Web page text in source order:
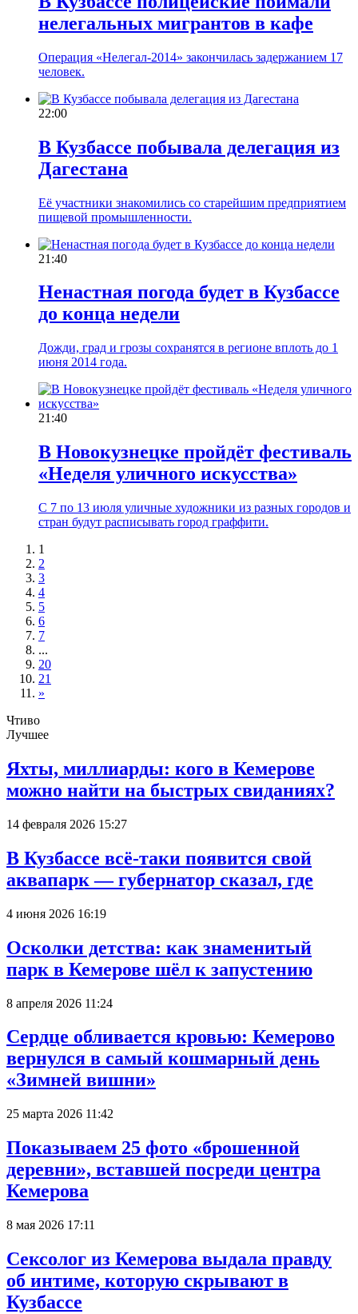
нелегальных мигрантов в кафе
Операция «Нелегал-2014» закончилась задержанием 17
человек.
22:00
В Кузбассе побывала делегация из
Дагестана
Её участники знакомились со старейшим предприятием
пищевой промышленности.
21:40
Ненастная погода будет в Кузбассе
до конца недели
Дожди, град и грозы сохранятся в регионе вплоть до 1
июня 2014 года.
21:40
В Новокузнецке пройдёт фестиваль
«Неделя уличного искусства»
С 7 по 13 июля уличные художники из разных городов и
стран будут расписывать город граффити.
1
2
3
4
5
6
7
...
20
21
»
Чтиво
Лучшее
Яхты, миллиарды: кого в Кемерове
можно найти на быстрых свиданиях?
14 февраля 2026 15:27
В Кузбассе всё-таки появится свой
аквапарк — губернатор сказал, где
4 июня 2026 16:19
Осколки детства: как знаменитый
парк в Кемерове шёл к запустению
8 апреля 2026 11:24
Сердце обливается кровью: Кемерово
вернулся в самый кошмарный день
«Зимней вишни»
25 марта 2026 11:42
Показываем 25 фото «брошенной
деревни», вставшей посреди центра
Кемерова
8 мая 2026 17:11
Сексолог из Кемерова выдала правду
об интиме, которую скрывают в
Кузбассе